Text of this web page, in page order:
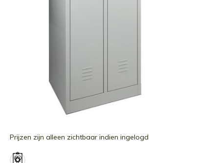
naar
begin
Prijzen zijn alleen zichtbaar indien ingelogd